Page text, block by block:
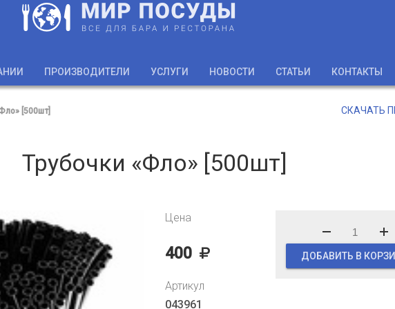
ПРОИЗВОДИТЕЛИ УСЛУГИ НОВОСТИ СТАТЬИ КОНТАКТЫ
СКАЧАТЬ
[500шт]
Трубочки «Фло» [500шт]
Цена
400 ДОБАВИТЬ В
Артикул
043961